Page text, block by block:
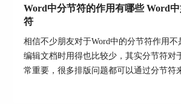
差函数怎么用的全部介绍。希望大
使用excel中的标准差函数，还可
使用别的函数。函数可以帮助我们
理上的麻烦，希望大家都有所受益
Word中分节符的作用有哪些 Word
符
相信不少朋友对于Word中的分节符作用
编辑文档时用得也比较少，其实分节符对
常重要，很多排版问题都可以通过分节符
就围绕Word中分节符的作用有哪些，